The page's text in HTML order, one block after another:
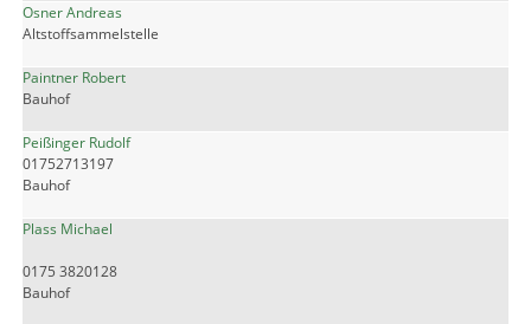
Osner Andreas
Altstoffsammelstelle
Paintner Robert
Bauhof
Peißinger Rudolf
01752713197
Bauhof
Plass Michael
0175 3820128
Bauhof